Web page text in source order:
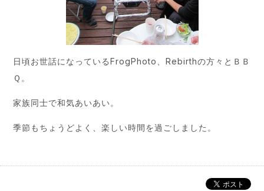
日頃お世話になっているFrogPhoto、Rebirthの方々とＢＢ
Ｑ。
家族同士で和気あいあい。
季節もちょうどよく、楽しい時間を過ごしました。